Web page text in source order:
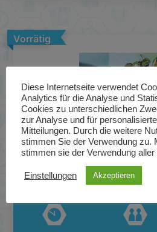
Vorrätig
Diese Internetseite verwendet
Analytics für die Analyse und
Cookies zu unterschiedlichen
zur Analyse und für
Mitteilungen. Durch die weitere
stimmen Sie der Verwendung zu.
stimmen sie der Verwendung
Einstellungen Akzeptieren